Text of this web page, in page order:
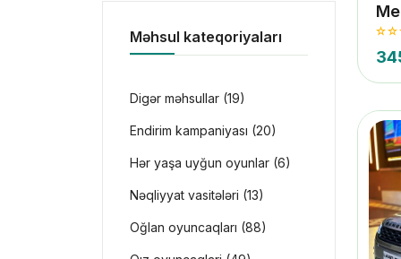
Məhsul kateqoriyaları
Digər məhsullar (19)
Endirim kampaniyası (20)
Hər yaşa uyğun oyunlar (6)
Nəqliyyat vasitələri (13)
Oğlan oyuncaqları (88)